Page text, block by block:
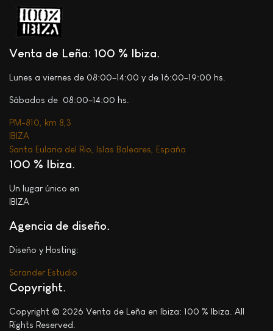
Venta de Leña: 100 % Ibiza
Lunes a viernes de 08:00–14:00 y de 16:00–19:00 hs.
Sábados de 08:00–14:00 hs.
PM-810, km 8,3
IBIZA
Santa Eularia del Rio, Islas Baleares, España
100 % Ibiza
Un lugar único en
IBIZA
Agencia de diseño.
Diseño y Hosting:
Scrander Estudio
Copyright
Copyright © 2026 Venta de Leña en Ibiza: 100 % Ibiza. All
Rights Reserved.